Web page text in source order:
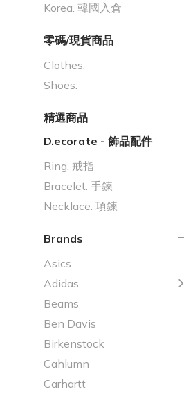
Korea. 韓國入倉
零碼/現貨商品
Clothes.
Shoes.
精選商品
D.ecorate - 飾品配件
Ring. 戒指
Bracelet. 手鍊
Necklace. 項鍊
Brands
Asics
Adidas
Beams
Ben Davis
Birkenstock
Cahlumn
Carhartt